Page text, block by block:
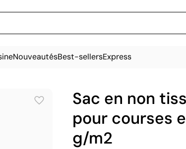
NouveautésBest-sellersExpress
Sac en non
pour courses
g/m2